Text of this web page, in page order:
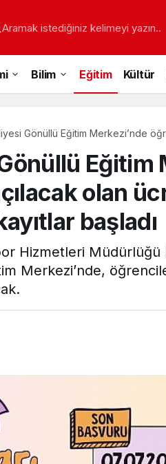
Aramak istediğiniz kelimeyi yazın..
Bilim Eğitim Kültür
Gönüllü Eğitim Merkezi’nde
Eğitim
olan
başladı
Hizmetleri Müdürlüğü
Merkezi’nde,
Başladı